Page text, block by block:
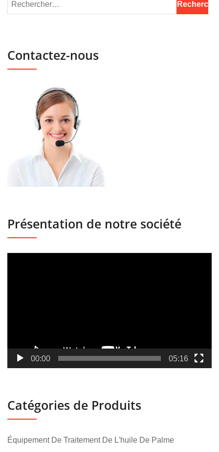
Contactez-nous
Présentation de notre société
00:00 05:16
Catégories de Produits
Équipement De Traitement De L'huile De Palme